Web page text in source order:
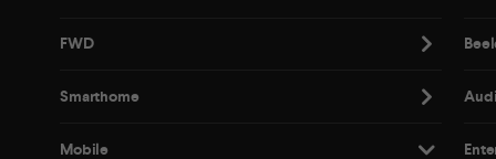
FWD
Smarthome
Mobile